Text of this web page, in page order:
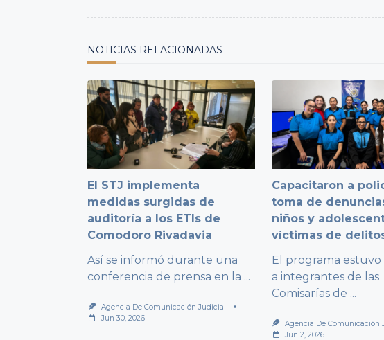
NOTICIAS RELACIONADAS
El STJ implementa
medidas surgidas de
auditoría a los ETIs de
Comodoro Rivadavia
Así se informó durante una
conferencia de prensa en la ...
Agencia De Comunicación Judicial
Jun 30, 2026
Capacitaron a
toma de
niños y
víctimas de
El programa estuvo
a integrantes de las
Comisarías de ...
Agencia De Comunicación
Jun 2, 2026